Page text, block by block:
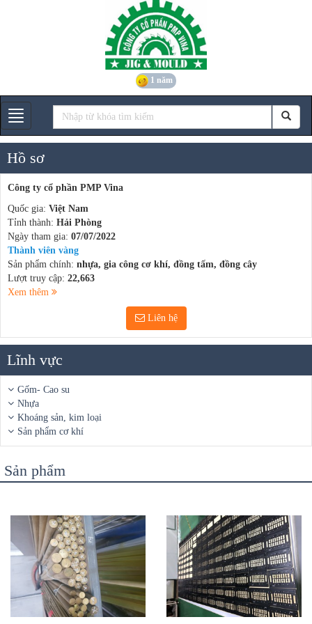
1 năm
Gian hàng
Hồ sơ
Công ty cổ phần PMP Vina
Quốc gia: Việt Nam
Tỉnh thành: Hải Phòng
Ngày tham gia: 07/07/2022
Thành viên vàng
Sản phẩm chính: nhựa, gia công cơ khí, đồng tấm, đồng cây
Lượt truy cập: 22,663
Xem thêm
Liên hệ
Lĩnh vực
Gốm- Cao su
Nhựa
Khoáng sản, kim loại
Sản phẩm cơ khí
Sản phẩm